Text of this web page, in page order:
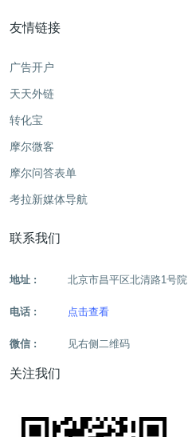
友情链接
广告开户
天天外链
转化宝
摩尔微客
摩尔问答表单
考拉新媒体导航
联系我们
地址 : 北京市昌平区北清路1号院
电话 : 点击查看
微信 : 见右侧二维码
关注我们